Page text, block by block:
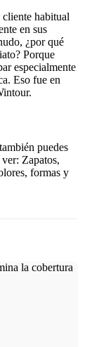
habitual
en sus
¿por qué
Porque
especialmente
Eso fue en
puedes
Zapatos,
formas y